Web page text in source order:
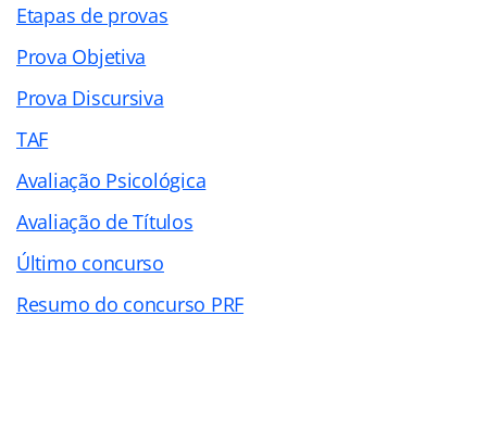
Etapas de provas
Prova Objetiva
Prova Discursiva
TAF
Avaliação Psicológica
Avaliação de Títulos
Último concurso
Resumo do concurso PRF